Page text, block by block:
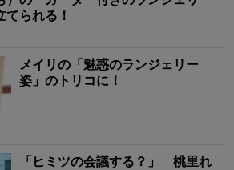
られる！
メイリの「魅惑のランジェリー
姿」のトリコに！
「ヒミツの会議する？」 桃里れ